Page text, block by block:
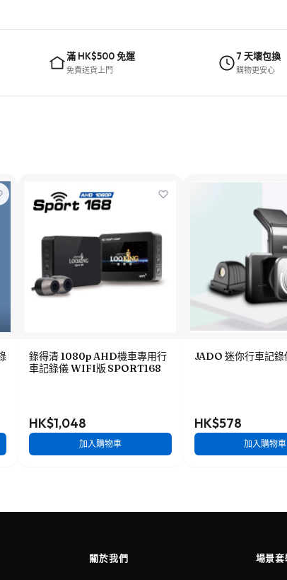
滿 HK$500 免運
免費送貨上門
7 天壞包換
購物更安心
錄得清 1080p AHD機車專用行
車記錄儀 WIFI版 SPORT168
HK$1,048
加入購物車
JADO 迷你行車記
HK$578
加入購物車
關於我們 場景套